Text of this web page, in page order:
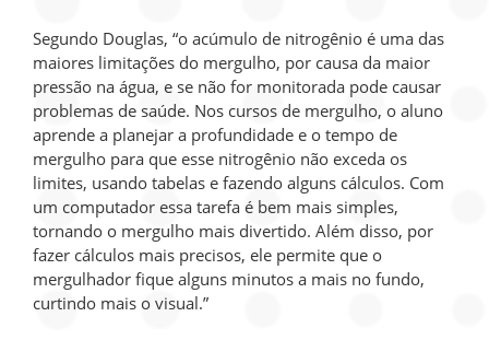
Segundo Douglas, “o acúmulo de nitrogênio é uma das
maiores limitações do mergulho, por causa da maior
pressão na água, e se não for monitorada pode causar
problemas de saúde. Nos cursos de mergulho, o aluno
aprende a planejar a profundidade e o tempo de
mergulho para que esse nitrogênio não exceda os
limites, usando tabelas e fazendo alguns cálculos. Com
um computador essa tarefa é bem mais simples,
tornando o mergulho mais divertido. Além disso, por
fazer cálculos mais precisos, ele permite que o
mergulhador fique alguns minutos a mais no fundo,
curtindo mais o visual.”